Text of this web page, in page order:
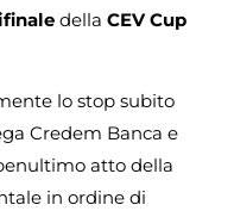
della CEV Cup
lo stop subito
Credem Banca e
atto della
in ordine di